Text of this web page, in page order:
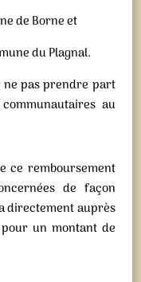
de Borne et
du Plagnal.
ne pas prendre part
au
ce remboursement
de façon
directement auprès
un montant de